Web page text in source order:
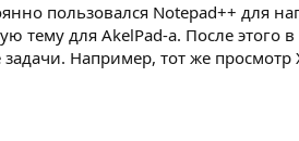
пользовался Notepad++ для
тему для AkelPad-a. После этого
Например, тот же